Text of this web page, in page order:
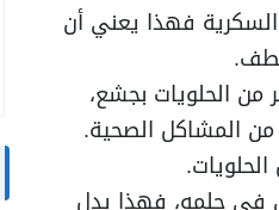
السكرية فهذا يعني أن
من الحلويات بجشع،
المشاكل الصحية.
في حلمه، فهذا يدل